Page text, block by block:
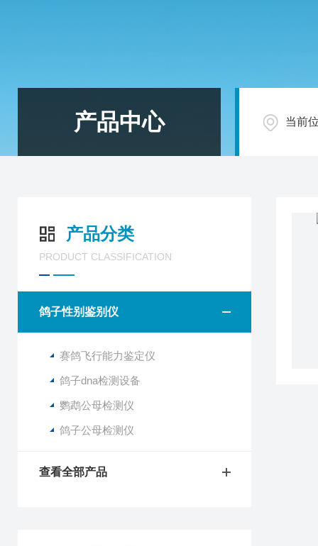
产品中心 当前
产品分类
PRODUCT CLASSIFICATION
鸽子性别鉴别仪
赛鸽飞行能力鉴定仪
鸽子dna检测设备
鹦鹉公母检测仪
鸽子公母检测仪
查看全部产品